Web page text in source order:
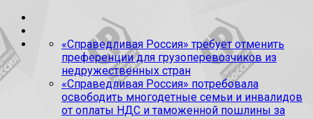
«Справедливая Россия» требует отменить
преференции для грузоперевозчиков из
недружественных стран
«Справедливая Россия» потребовала
освободить многодетные семьи и инвалидов
от оплаты НДС и таможенной пошлины за